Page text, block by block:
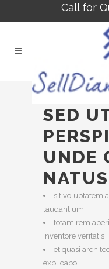
Call for
SED
UNDE
sit voluptatem
laudantium
totam rem
inventore veritatis
et quasi
explicabo